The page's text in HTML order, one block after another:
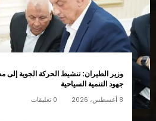
وزير الطيران: تنشيط الحركة الجوية
جهود التنمية السياحية
8 أغسطس، 2026 0 تعليقات